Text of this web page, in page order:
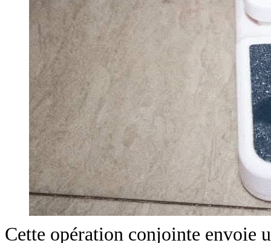
Cette opération conjointe envoie